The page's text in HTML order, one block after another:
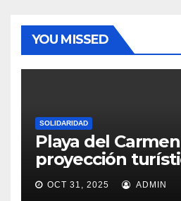
YOU MISSED
SOLIDARIDAD
Playa del
proyección
OCT 31, 2025 ADMIN